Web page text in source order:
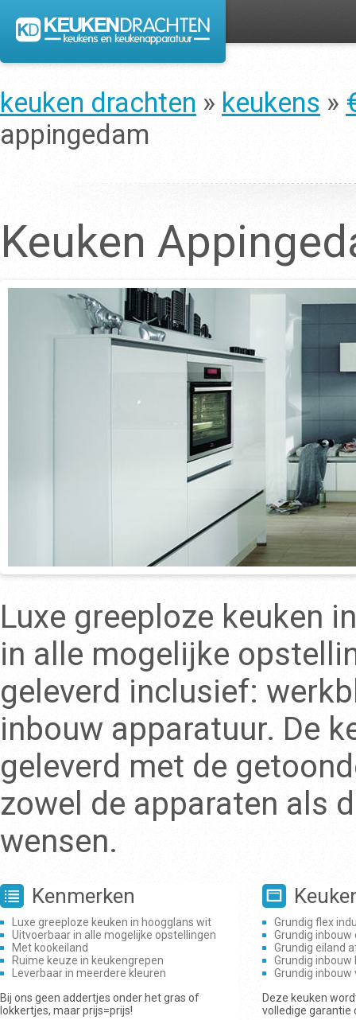
keuken drachten » keukens »
appingedam
Keuken
Luxe greeploze keuken
in alle mogelijke
geleverd inclusief:
inbouw apparatuur. De
geleverd met de
zowel de apparaten als
wensen.
Kenmerken
Luxe greeploze keuken in hoogglans wit
Uitvoerbaar in alle mogelijke opstellingen
Met kookeiland
Ruime keuze in keukengrepen
Leverbaar in meerdere kleuren
Bij ons geen addertjes onder het gras of
lokkertjes, maar prijs=prijs!
Grundig flex
Grundig inbouw
Grundig eiland
Grundig inbouw
Grundig
Deze keuken
volledige garantie